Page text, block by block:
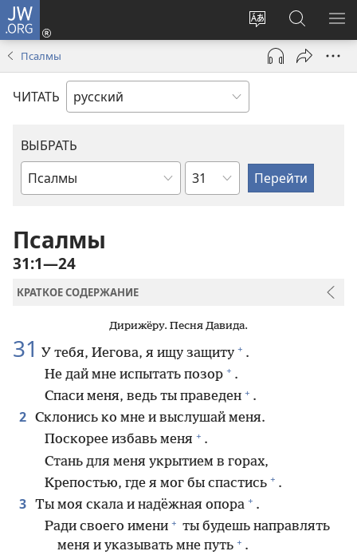
JW.ORG
Изменить
язык
сайта
Войти
(открывается
новом
окне)
Поиск
по
jw.org
Псалмы
ЧИТАТЬ
ВЫБРАТЬ
по
Библии
по
главам
Псалмы
31:1—24
КРАТКОЕ СОДЕРЖАНИЕ
Дирижёру. Песня Давида.
31 У тебя, Иегова, я ищу защиту + .
Не дай мне испытать позор + .
Спаси меня, ведь ты праведен + .
2 Склонись ко мне и выслушай меня.
Поскорее избавь меня + .
Стань для меня укрытием в горах,
Крепостью, где я мог бы спастись + .
3 Ты моя скала и надёжная опора + .
Ради своего имени + ты будешь направлять
меня и указывать мне путь + .